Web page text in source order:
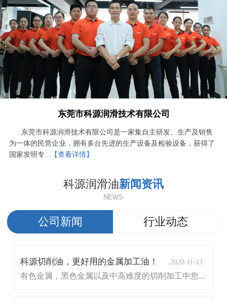
东莞市科源润滑技术有限公司
东莞市科源润滑技术有限公司是一家集自主研发、生产及销售
为一体的民营企业，拥有多台先进的生产设备及检验设备，获得了
国家发明专...
【查看详情】
科源润滑油新闻资讯
NEWS
公司新闻 行业动态
2020-11-13
科源切削油，更好用的金属加工油！
有色金属，黑色金属以及中高难度的切削加工中您...